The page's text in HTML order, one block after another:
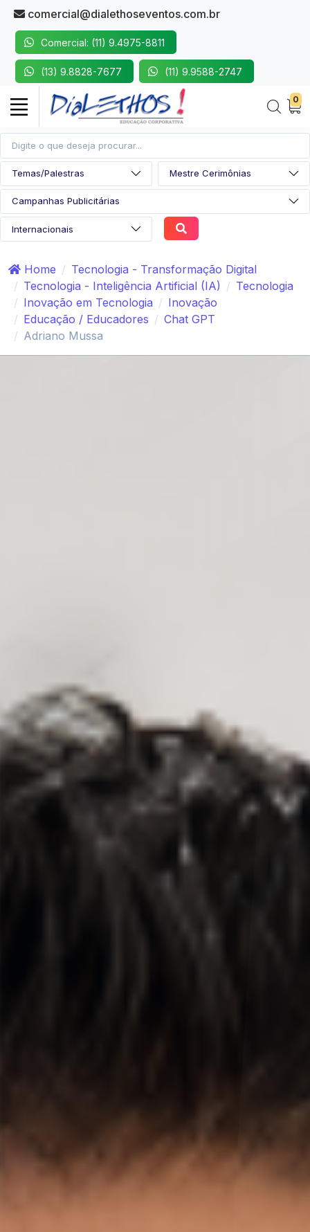
comercial@dialethoseventos.com.br
Comercial: (11) 9.4975-8811
(13) 9.8828-7677 (11) 9.9588-2747
0
Home
Tecnologia - Transformação Digital
Tecnologia - Inteligência Artificial (IA)
Tecnologia
Inovação em Tecnologia
Inovação
Educação / Educadores
Chat GPT
Adriano Mussa